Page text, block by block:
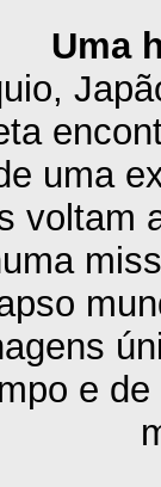
Uma
uma
voltam
e